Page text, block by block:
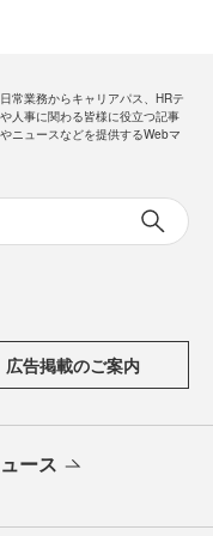
常業務からキャリアパス、HRテ
人事に関わる皆様に役立つ記事
ニュースなどを提供するWebマ
広告掲載のご案内
ース